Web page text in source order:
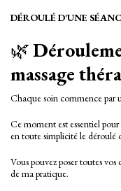
DÉROULÉ D'UNE
🌿
massage
Chaque soin commence par
Ce moment est essentiel
en toute simplicité le déroulé
Vous pouvez poser toutes
de ma pratique.